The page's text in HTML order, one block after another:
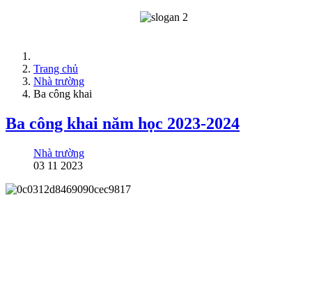
Trang chủ
Nhà trường
Ba công khai
Ba công khai năm học 2023-2024
Nhà trường
03 11 2023